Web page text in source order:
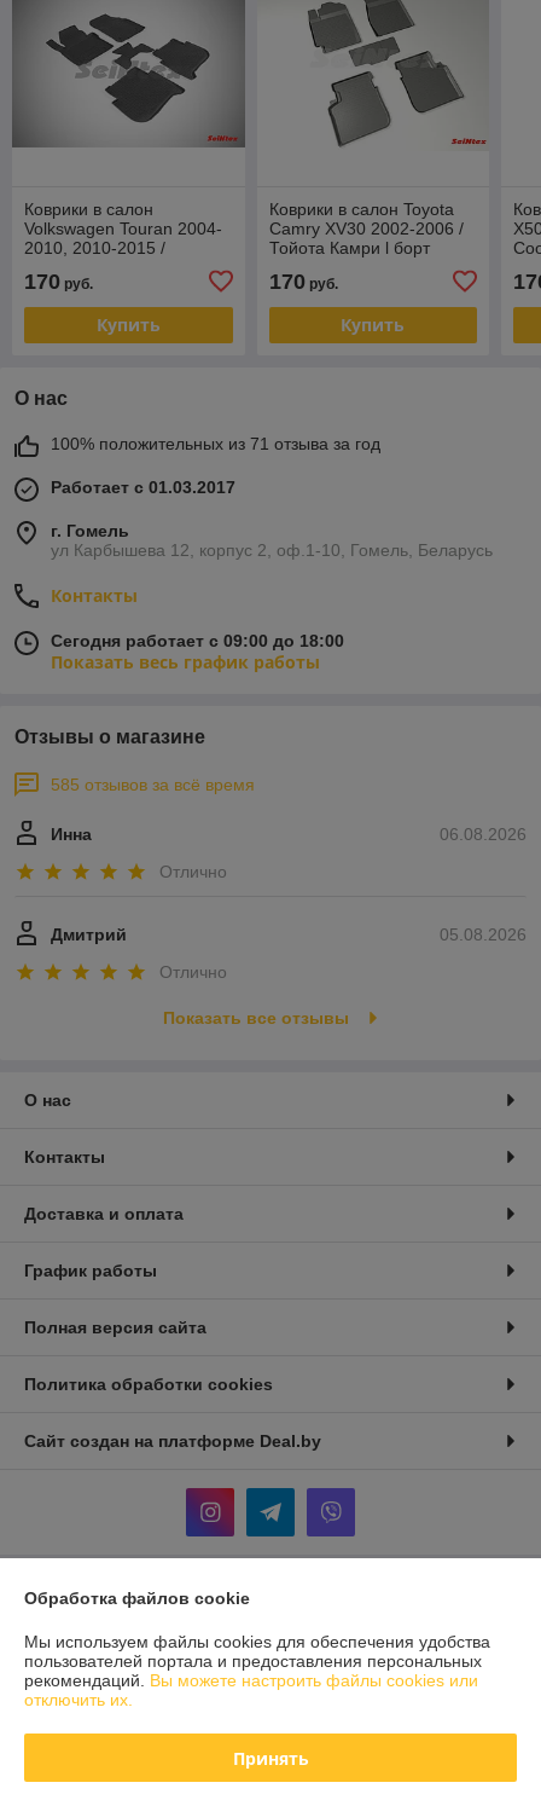
Коврики в салон
Volkswagen Touran 2004-
2010, 2010-2015 /
Фольксваген Туран l борт
Seintex
170 руб.
Купить
Коврики в салон Toyota
Camry XV30 2002-2006 /
Тойота Камри l борт
170руб.
Купить
О нас
100% положительных из 71 отзыва за год
Работает с 01.03.2017
г. Гомель
ул Карбышева 12, корпус 2, оф.1-10, Гомель, Беларусь
Контакты
Сегодня работает с 09:00 до 18:00
Показать весь график работы
Отзывы о магазине
585 отзывов за всё время
06.08.2026
Инна
Отлично
05.08.2026
Дмитрий
Отлично
Показать все отзывы
О нас
Контакты
Доставка и оплата
График работы
Полная версия сайта
Политика обработки cookies
Сайт создан на платформе Deal.by
Информация для покупателя
Юридическое лицо:ООО «СВА БелТрейд»
246029, Республика Беларусь, г. Гомель, ул. Карбышева 12, корпус 2,
оф 1-10
Обработка файлов cookie
Мы используем файлы cookies для обеспечения удобства
пользователей портала и предоставления персональных
рекомендаций. Вы можете настроить файлы cookies или
отключить их.
Принять